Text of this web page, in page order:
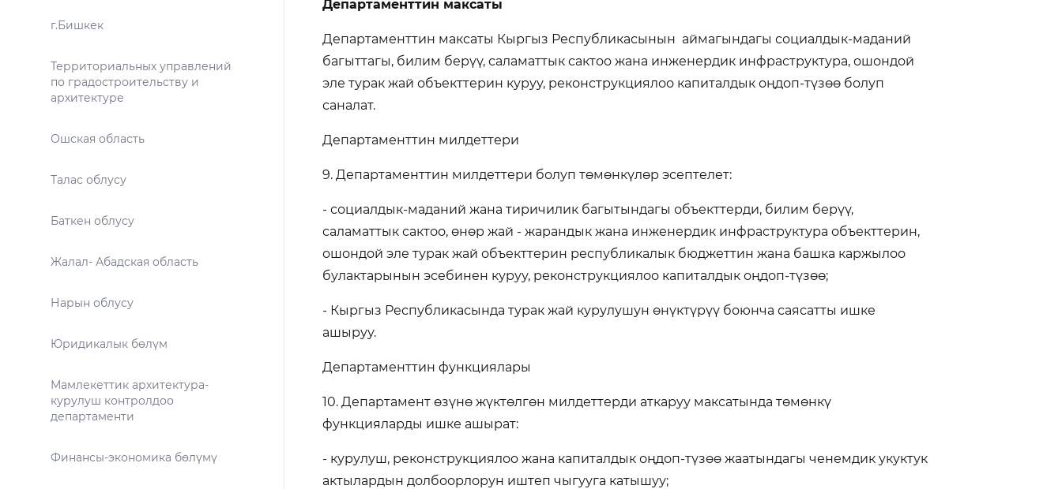
г.Бишкек
Территориальных управлений
по градостроительству и
архитектуре
Ошская область
Талас облусу
Баткен облусу
Жалал- Абадская область
Нарын облусу
Юридикалык бөлүм
Мамлекеттик архитектура-
курулуш контролдоо
департаменти
Финансы-экономика бөлүмү
Департаменттин максаты
Департаменттин максаты Кыргыз Республикасынын аймагындагы социалдык-маданий
багыттагы, билим берүү, саламаттык сактоо жана инженердик инфраструктура, ошондой
эле турак жай объекттерин куруу, реконструкциялоо капиталдык оңдоп-түзөө болуп
саналат.
Департаменттин милдеттери
9. Департаменттин милдеттери болуп төмөнкүлөр эсептелет:
- социалдык-маданий жана тиричилик багытындагы объекттерди, билим берүү,
саламаттык сактоо, өнөр жай - жарандык жана инженердик инфраструктура объекттерин,
ошондой эле турак жай объекттерин республикалык бюджеттин жана башка каржылоо
булактарынын эсебинен куруу, реконструкциялоо капиталдык оңдоп-түзөө;
- Кыргыз Республикасында турак жай курулушун өнүктүрүү боюнча саясатты ишке
ашыруу.
Департаменттин функциялары
10. Департамент өзүнө жүктөлгөн милдеттерди аткаруу максатында төмөнкү
функцияларды ишке ашырат:
- курулуш, реконструкциялоо жана капиталдык оңдоп-түзөө жаатындагы ченемдик укуктук
актылардын долбоорлорун иштеп чыгууга катышуу;